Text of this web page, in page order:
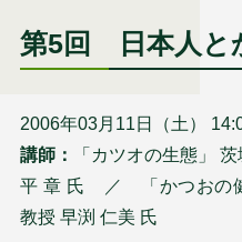
第5回 日本人と
2006年03月11日（土）
講師：
「カツオの生態」
平 章 氏 ／ 「かつおの
教授 早渕 仁美 氏